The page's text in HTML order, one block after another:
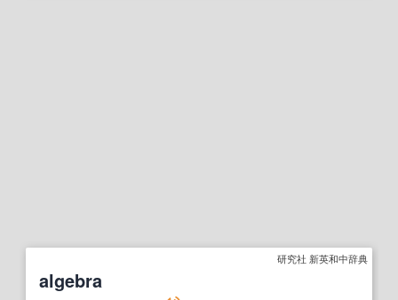
研究社 新英和中辞典
algebra